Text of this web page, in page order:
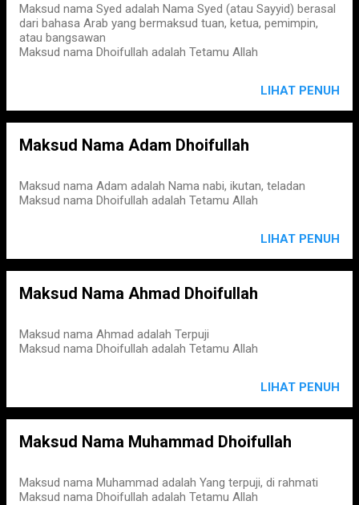
Maksud nama Syed adalah Nama Syed (atau Sayyid) berasal
dari bahasa Arab yang bermaksud tuan, ketua, pemimpin,
atau bangsawan
Maksud nama Dhoifullah adalah Tetamu Allah
LIHAT PENUH
Maksud Nama Adam Dhoifullah
Maksud nama Adam adalah Nama nabi, ikutan, teladan
Maksud nama Dhoifullah adalah Tetamu Allah
LIHAT PENUH
Maksud Nama Ahmad Dhoifullah
Maksud nama Ahmad adalah Terpuji
Maksud nama Dhoifullah adalah Tetamu Allah
LIHAT PENUH
Maksud Nama Muhammad Dhoifullah
Maksud nama Muhammad adalah Yang terpuji, di rahmati
Maksud nama Dhoifullah adalah Tetamu Allah